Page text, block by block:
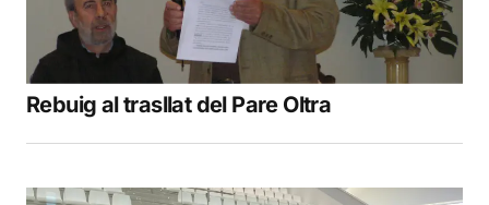
Rebuig al trasllat del Pare Oltra